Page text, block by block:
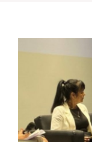
Estudiantes
Académicos